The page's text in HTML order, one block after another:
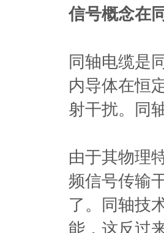
信号概念在
同轴电缆是
内导体在恒
射干扰。同
由于其物理
频信号传输
了。同轴技
能，这反过